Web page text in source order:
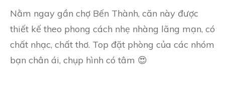
Nằm ngay gần chợ Bến Thành, căn này được
thiết kế theo phong cách nhẹ nhàng lãng mạn, có
chất nhạc, chất thơ. Top đặt phòng của các nhóm
bạn chân ái, chụp hình có tâm 😍